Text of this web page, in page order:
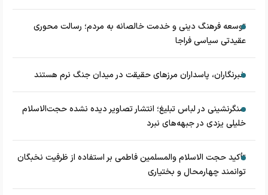
توسعه فرهنگ دینی و خدمت خالصانه به مردم؛ رسالت محوری
عقیدتی سیاسی فراجا
خبرنگاران، پاسداران مرزهای حقیقت در میدان جنگ نرم هستند
سنگرنشینی در لباس تبلیغ؛ انتشار تصاویر دیده نشده حجت‌الاسلام
خلیلی یزدی در جبهه‌های نبرد
تأکید حجت الاسلام والمسلمین فاطمی بر استفاده از ظرفیت نخبگان
توانمند چهارمحال و بختیاری